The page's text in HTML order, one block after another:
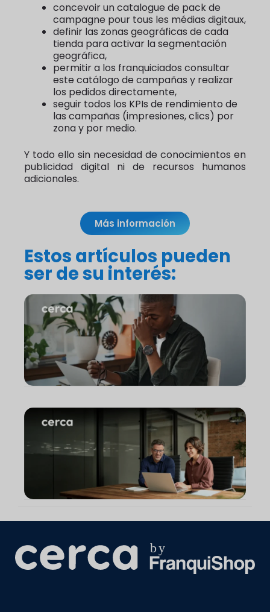
concevoir un catalogue de pack de
campagne pour tous les médias digitaux,
definir las zonas geográficas de cada
tienda para activar la segmentación
geográfica,
permitir a los franquiciados consultar
este catálogo de campañas y realizar
los pedidos directamente,
seguir todos los KPIs de rendimiento de
las campañas (impresiones, clics) por
zona y por medio.
Y todo ello sin necesidad de conocimientos en
publicidad digital ni de recursos humanos
adicionales.
Más información
Estos artículos pueden
ser de su interés: